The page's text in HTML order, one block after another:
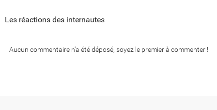
Les réactions des internautes
Aucun commentaire n'a été déposé, soyez le premier à commenter !